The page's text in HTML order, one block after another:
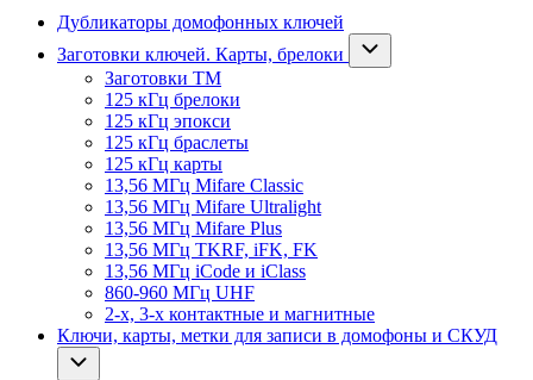
Дубликаторы домофонных ключей
Заготовки ключей. Карты, брелоки
Заготовки ТМ
125 кГц брелоки
125 кГц эпокси
125 кГц браслеты
125 кГц карты
13,56 МГц Mifare Classic
13,56 МГц Mifare Ultralight
13,56 МГц Mifare Plus
13,56 МГц TKRF, iFK, FK
13,56 МГц iCode и iClass
860-960 МГц UHF
2-х, 3-х контактные и магнитные
Ключи, карты, метки для записи в домофоны и СКУД